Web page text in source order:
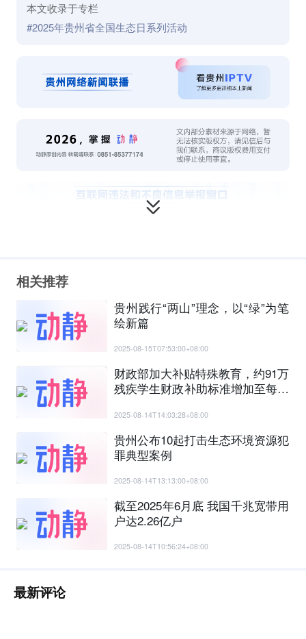
本文收录于专栏
#2025年贵州省全国生态日系列活动
相关推荐
贵州践行“两山”理念，以“绿”为笔
绘新篇
2025-08-15T07:53:00+08:00
财政部加大补贴特殊教育，约91万
残疾学生财政补助标准增加至每生
2025-08-14T14:03:28+08:00
贵州公布10起打击生态环境资源犯
罪典型案例
2025-08-14T13:13:00+08:00
截至2025年6月底 我国千兆宽带用
户达2.26亿户
2025-08-14T10:56:24+08:00
最新评论